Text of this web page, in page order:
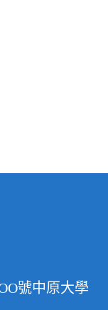
號中原大學